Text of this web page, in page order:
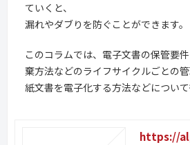
ていくと、
漏れやダブりを防ぐことができます。
このコラムでは、電子文書の保管要
棄方法などのライフサイクルごとの管
紙文書を電子化する方法などについて
https://